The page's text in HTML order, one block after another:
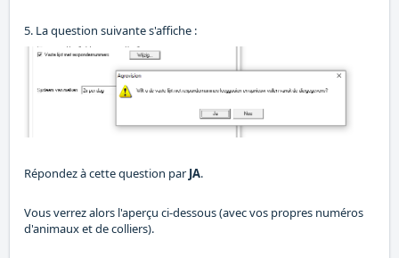
5. La question suivante s'affiche :
Répondez à cette question par JA.
Vous verrez alors l'aperçu ci-dessous (avec vos propres numéros
d'animaux et de colliers).